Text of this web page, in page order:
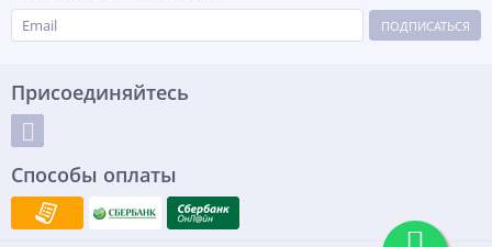
ПОДПИСАТЬСЯ
Присоединяйтесь
Способы оплаты